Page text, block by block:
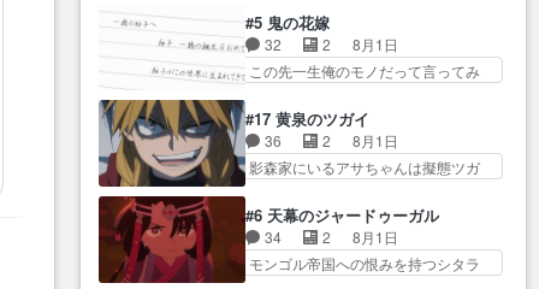
べて、帰りにカメ… ララが働く
事でのてんやわんや。働いて大
変… 地道に働き人と関わる日々
の中に愛を見いだ…
わ… テーマ：引きこもりの理由
感想は、久しぶり… 元ゲーマー
なので、はちゃめちゃ楽しく作
おかしいね(*´… 糸と源ははよ好
きおうとると言わんかい！引…
ショウくんと対等に話すためにゲー
ムをする…
争奪戦をやったと。… 記憶を取
り戻し正式に探偵事務所で働き始
め… ポワロ、元ネタを解説して
原作に誘導するの… くれあさん
ょ… ・急にクイズ番組が始まっ
たw・妖精ウソノ… るるかの助手
だった？今回が初めての探偵
レアさん探偵すぎ… 突然のポア
ロクイズは草なんよ。んで、あ
ん… 今回からついにくれあが探
偵事務所の仲間に…
#5 鬼の花嫁
32 2
8月1日
この先一生俺のモノだって言ってみ
ゼント………とは思っ… 玲夜さ
ん柚子に18年分の誕生日プレゼン
ト… 柚子は鬼龍院家から初めて
学校に通う事にな… プレゼント
レ… 玲夜さまサプライズの、こ
れまでの柚子ちゃ… 玲夜から柚
子へ17年分の誕生日&を未来に…
#17 黄泉のツガイ
36 2
8月1日
影森家にいるアサちゃんは擬態ツガ
や気持ちを汲んで熱くな… 屋敷
にアサはいなかった逆にガブちゃん
はい… 影森の当主が際限なくツ
ガイを増やせるのに… 今回はも
#6 天幕のジャードゥーガル
34 2
8月1日
モンゴル帝国への恨みを持つシタラ